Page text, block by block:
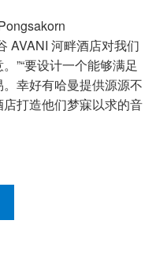
AVANI 河畔酒店对我们
”“要设计一个能够满足
幸好有哈曼提供源源不
打造他们梦寐以求的音